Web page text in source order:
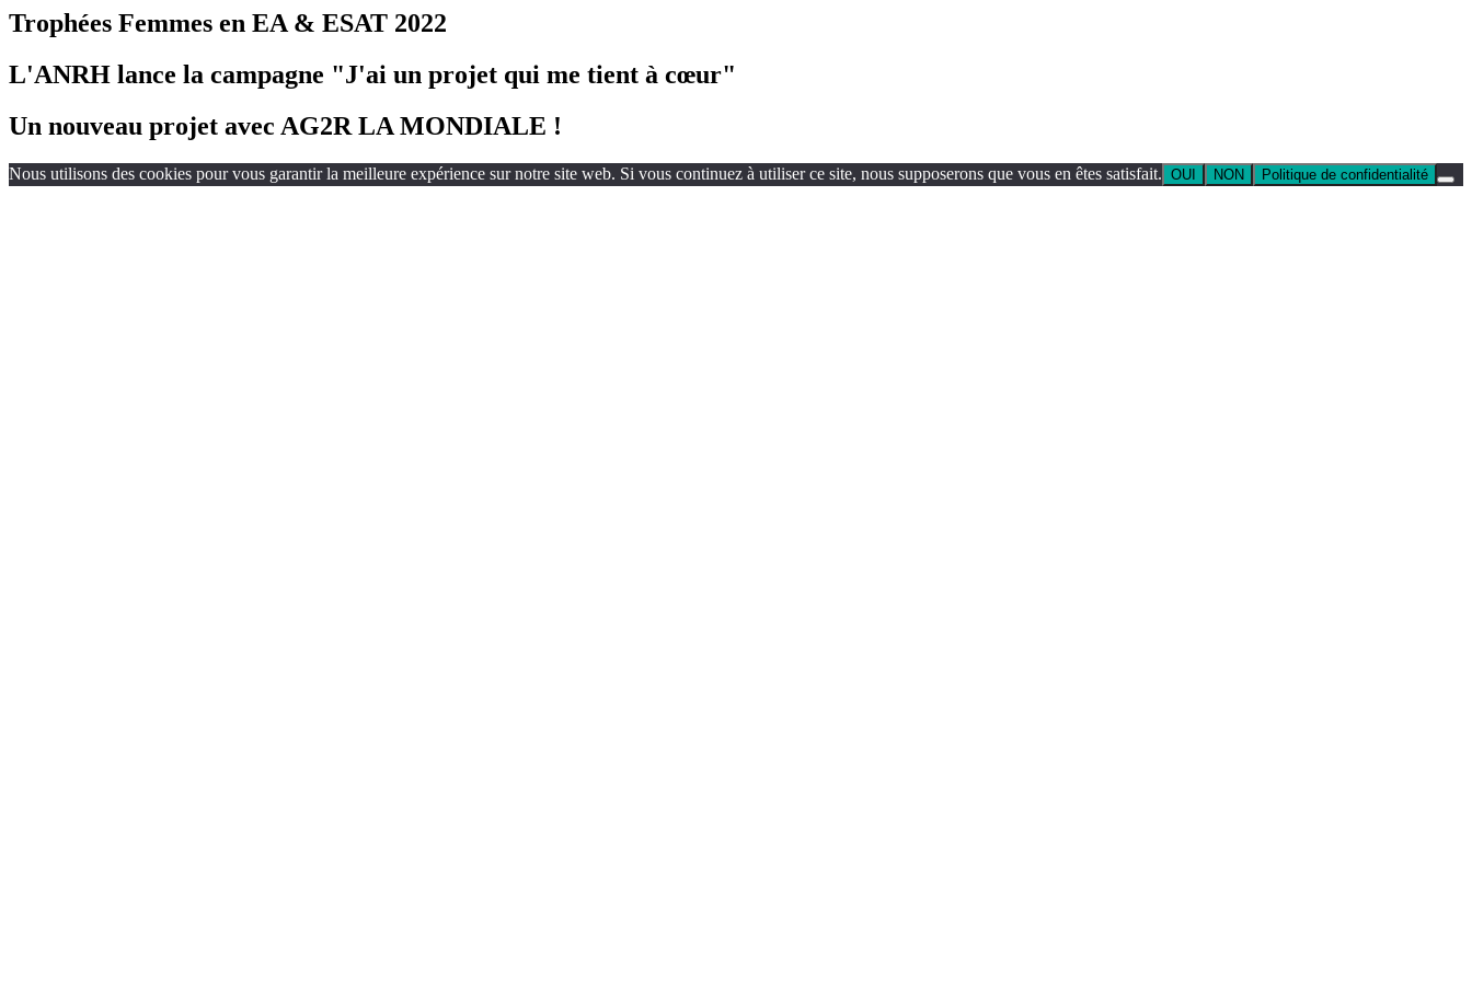
Trophées Femmes en EA & ESAT 2022
L'ANRH lance la campagne "J'ai un projet qui me tient à cœur"
Un nouveau projet avec AG2R LA MONDIALE !
Nous utilisons des cookies pour vous garantir la meilleure expérience sur notre site web. Si vous continuez à utiliser ce site, nous supposerons que vous en êtes satisfait. OUI NON Politique de confidentialité